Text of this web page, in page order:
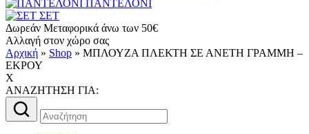
ΠΑΝΤΕΛΟΝΙ
ΣΕΤ
Δωρεάν Μεταφορικά άνω των 50€
Αλλαγή στον χώρο σας
Αρχική » Shop » MΠΛΟΥΖΑ ΠΛΕΚΤΗ ΣΕ ΑΝΕΤΗ ΓΡΑΜΜΗ –
ΕΚΡΟΥ
X
AΝΑΖΗΤΗΣΗ ΓΙΑ:
Αναζήτηση
για: